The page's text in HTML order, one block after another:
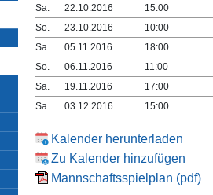
Sa.
22.10.2016
15:00
So.
23.10.2016
10:00
Sa.
05.11.2016
18:00
So.
06.11.2016
11:00
Sa.
19.11.2016
17:00
Sa.
03.12.2016 15:00
Kalender herunterladen
Zu Kalender hinzufügen
Mannschaftsspielplan (pdf)